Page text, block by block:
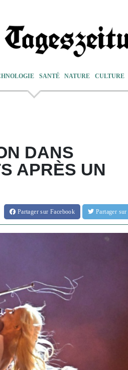
SANTÉ NATURE CULTURE
DANS
APRÈS UN
Partagersur Facebook Partager